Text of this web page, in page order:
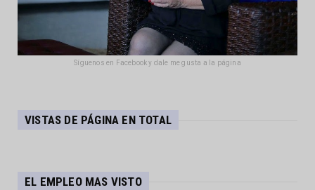
Síguenos en Facebook y dale me gusta a la página
VISTAS DE PÁGINA EN TOTAL
EL EMPLEO MAS VISTO